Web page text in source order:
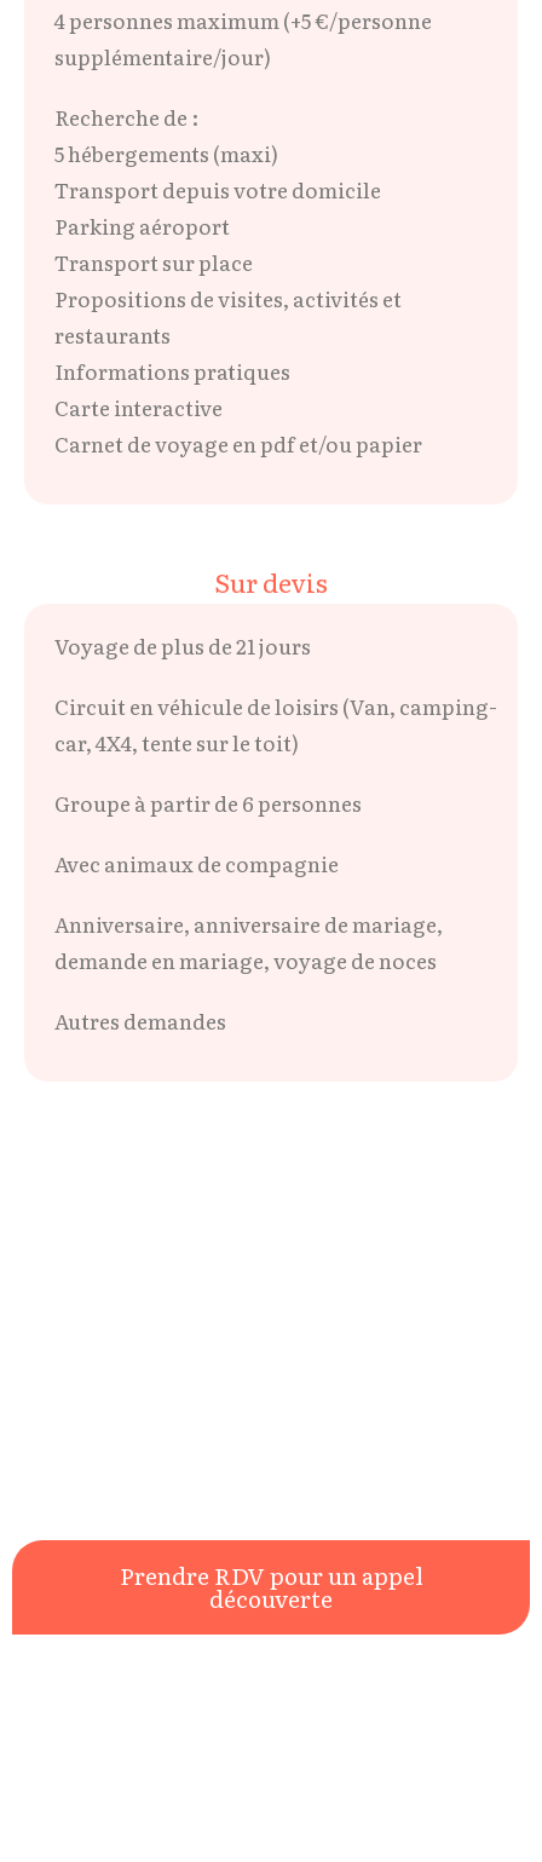
4 personnes maximum (+5 €/personne
supplémentaire/jour)
Recherche de :
5 hébergements (maxi)
Transport depuis votre domicile
Parking aéroport
Transport sur place
Propositions de visites, activités et
restaurants
Informations pratiques
Carte interactive
Carnet de voyage en pdf et/ou papier
Sur devis
Voyage de plus de 21 jours
Circuit en véhicule de loisirs (Van, camping-
car, 4X4, tente sur le toit)
Groupe à partir de 6 personnes
Avec animaux de compagnie
Anniversaire, anniversaire de mariage,
demande en mariage, voyage de noces
Autres demandes
Prendre RDV pour un appel
découverte